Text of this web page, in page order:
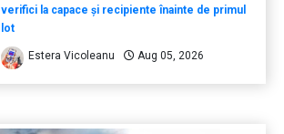
verifici la capace și recipiente înainte de primul
lot
Estera Vicoleanu Aug 05, 2026